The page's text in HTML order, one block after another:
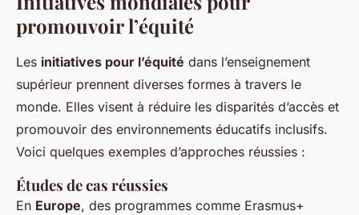
promouvoir l’équité
Les initiatives pour l’équité dans l’enseignement
supérieur prennent diverses formes à travers le
monde. Elles visent à réduire les disparités d’accès et
promouvoir des environnements éducatifs inclusifs.
Voici quelques exemples d’approches réussies :
Études de cas réussies
En Europe, des programmes comme Erasmus+